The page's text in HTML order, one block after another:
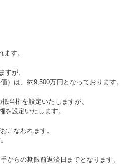
す。
すが、
）は、約9,500万円となっております。
当権を設定いたしますが、
を設定いたします。
こなわれます。
からの期限前返済日までとなります。